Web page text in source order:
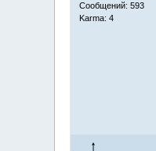
Сообщений: 593
Karma: 4